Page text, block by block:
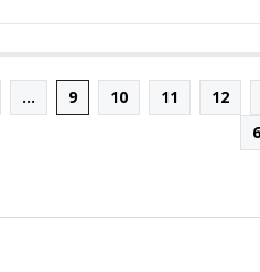
... 9 10 11 12